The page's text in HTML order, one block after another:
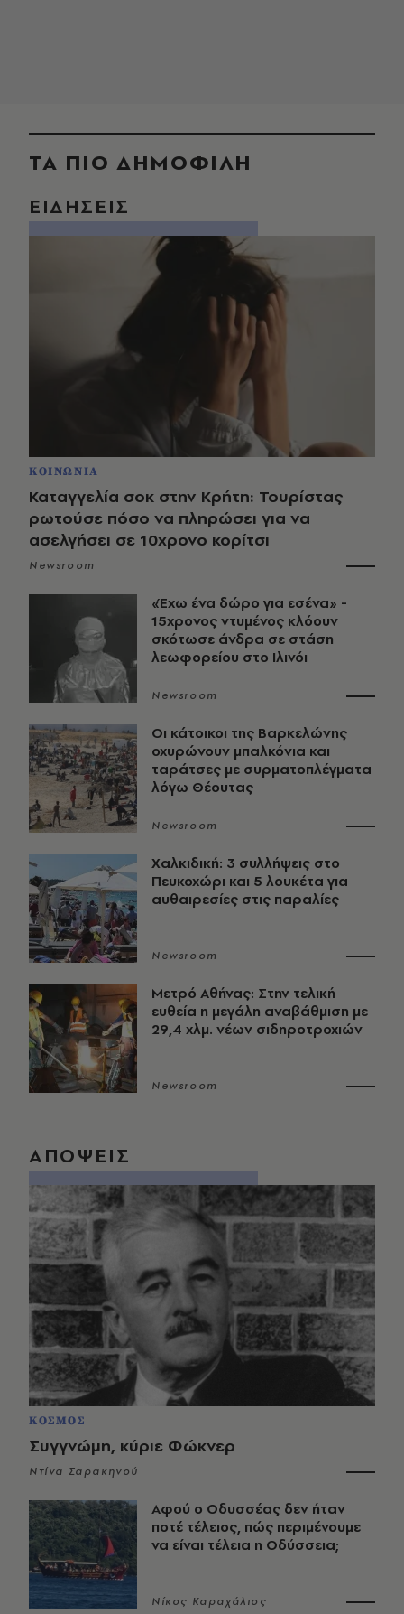
ΤΑ ΠΙΟ ΔΗΜΟΦΙΛΗ
ΕΙΔΗΣΕΙΣ
ΚΟΙΝΩΝΙΑ
Καταγγελία σοκ στην Κρήτη: Τουρίστας
ρωτούσε πόσο να πληρώσει για να
ασελγήσει σε 10χρονο κορίτσι
Newsroom
«Έχω ένα δώρο για εσένα» -
15χρονος ντυμένος κλόουν
σκότωσε άνδρα σε στάση
λεωφορείου στο Ιλινόι
Newsroom
Οι κάτοικοι της Βαρκελώνης
οχυρώνουν μπαλκόνια και
ταράτσες με συρματοπλέγματα
λόγω Θέουτας
Newsroom
Χαλκιδική: 3 συλλήψεις στο
Πευκοχώρι και 5 λουκέτα για
αυθαιρεσίες στις παραλίες
Newsroom
Μετρό Αθήνας: Στην τελική
ευθεία η μεγάλη αναβάθμιση με
29,4 χλμ. νέων σιδηροτροχιών
Newsroom
ΑΠΟΨΕΙΣ
ΚΟΣΜΟΣ
Συγγνώμη, κύριε Φώκνερ
Ντίνα Σαρακηνού
Αφού ο Οδυσσέας δεν ήταν
ποτέ τέλειος, πώς περιμένουμε
να είναι τέλεια η Οδύσσεια;
Νίκος Καραχάλιος